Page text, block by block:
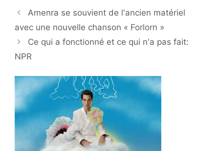
Amenra se souvient de l'ancien matériel
avec une nouvelle chanson « Forlorn »
Ce qui a fonctionné et ce qui n'a pas fait:
NPR